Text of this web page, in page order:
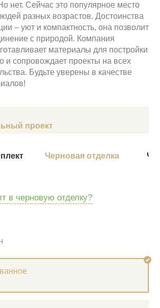
нет. Сейчас это популярное место
разных возрастов. Достоинства
– уют и компактность, она позволит
с природой. Компания
материалы для постройки
и сопровождает проекты на всех
Будьте уверены в качестве
проект
Черновая отделка
в черновую отделку?